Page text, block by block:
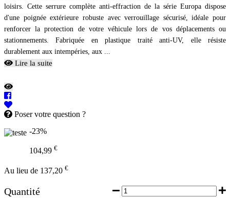
loisirs. Cette serrure complète anti-effraction de la série Europa dispose
d'une poignée extérieure robuste avec verrouillage sécurisé, idéale pour
renforcer la protection de votre véhicule lors de vos déplacements ou
stationnements. Fabriquée en plastique traité anti-UV, elle résiste
durablement aux intempéries, aux ...
Lire la suite
Poser votre question ?
-23%
104,99 €
Au lieu de 137,20 €
Quantité